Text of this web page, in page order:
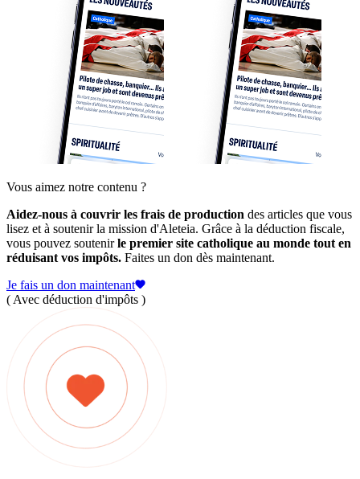
Vous aimez notre contenu ?
Aidez-nous à couvrir les frais de production des articles que vous
lisez et à soutenir la mission d'Aleteia. Grâce à la déduction fiscale,
vous pouvez soutenirle premier site catholique au monde tout en
réduisant vos impôts. Faites un don dès maintenant.
Je fais un don maintenant
( Avec déduction d'impôts )